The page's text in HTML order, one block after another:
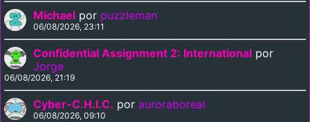
Michael por puzzleman
06/08/2026, 23:11
Confidential Assignment 2: International por
Jorge
06/08/2026, 21:19
Cyber-C.H.I.C. por auroraboreal
06/08/2026, 09:10